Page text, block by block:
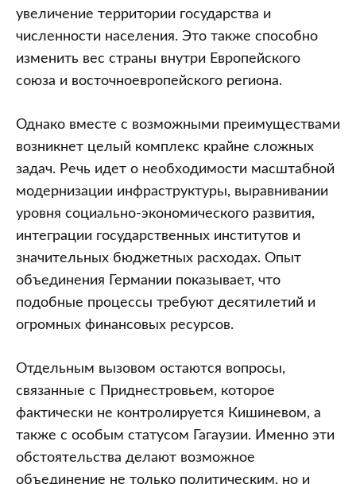
увеличение территории государства и
численности населения. Это также способно
изменить вес страны внутри Европейского
союза и восточноевропейского региона.
Однако вместе с возможными преимуществами
возникнет целый комплекс крайне сложных
задач. Речь идет о необходимости масштабной
модернизации инфраструктуры, выравнивании
уровня социально-экономического развития,
интеграции государственных институтов и
значительных бюджетных расходах. Опыт
объединения Германии показывает, что
подобные процессы требуют десятилетий и
огромных финансовых ресурсов.
Отдельным вызовом остаются вопросы,
связанные с Приднестровьем, которое
фактически не контролируется Кишиневом, а
также с особым статусом Гагаузии. Именно эти
обстоятельства делают возможное
объединение не только политическим, но и